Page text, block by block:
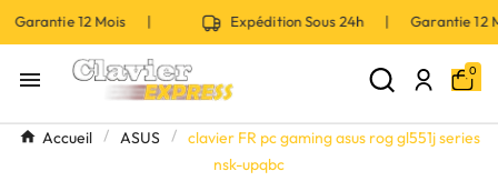
12 Mois | Expédition Sous 24h | Garantie
 0
Accueil ASUS
clavier FR pc gaming asus rog gl551j series
nsk-upqbc